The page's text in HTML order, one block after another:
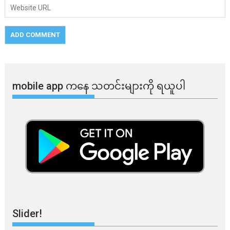
mobile app ​​ကနေ ​​သတင်းများကို ရယူပါ
Slider!